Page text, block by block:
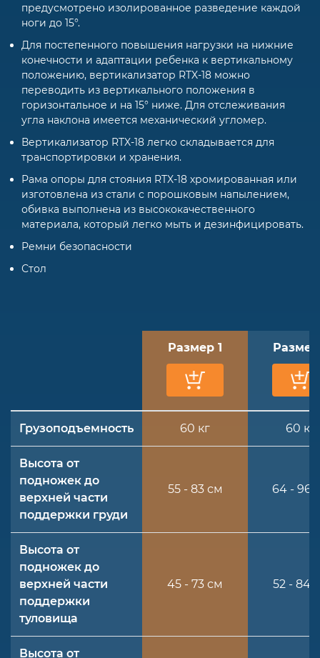
предусмотрено изолированное разведение каждой
ноги до 15°.
Для постепенного повышения нагрузки на нижние
конечности и адаптации ребенка к вертикальному
положению, вертикализатор RTX-18 можно
переводить из вертикального положения в
горизонтальное и на 15° ниже. Для отслеживания
угла наклона имеется механический угломер.
Вертикализатор RTX-18 легко складывается для
транспортировки и хранения.
Рама опоры для стояния RTX-18 хромированная или
изготовлена из стали с порошковым напылением,
обивка выполнена из высококачественного
материала, который легко мыть и дезинфицировать.
Ремни безопасности
Стол
Размер 1
Грузоподъемность 60 кг 60 кг
Высота от
подножек до
верхней части
поддержки груди
55 - 83 см 64 - 96
Высота от
подножек до
верхней части
поддержки
туловища
45 - 73 см 52 - 84
Высота от